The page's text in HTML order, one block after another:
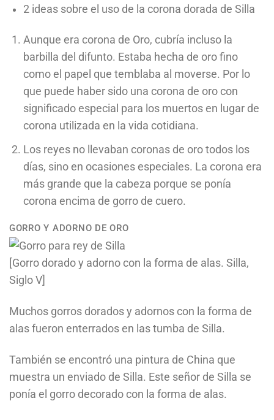
2 ideas sobre el uso de la corona dorada de Silla
Aunque era corona de Oro, cubría incluso la
barbilla del difunto. Estaba hecha de oro fino
como el papel que temblaba al moverse. Por lo
que puede haber sido una corona de oro con
significado especial para los muertos en lugar de
corona utilizada en la vida cotidiana.
Los reyes no llevaban coronas de oro todos los
días, sino en ocasiones especiales. La corona era
más grande que la cabeza porque se ponía
corona encima de gorro de cuero.
GORRO Y ADORNO DE ORO
[Gorro dorado y adorno con la forma de alas. Silla,
Siglo V]
Muchos gorros dorados y adornos con la forma de
alas fueron enterrados en las tumba de Silla.
También se encontró una pintura de China que
muestra un enviado de Silla. Este señor de Silla se
ponía el gorro decorado con la forma de alas.